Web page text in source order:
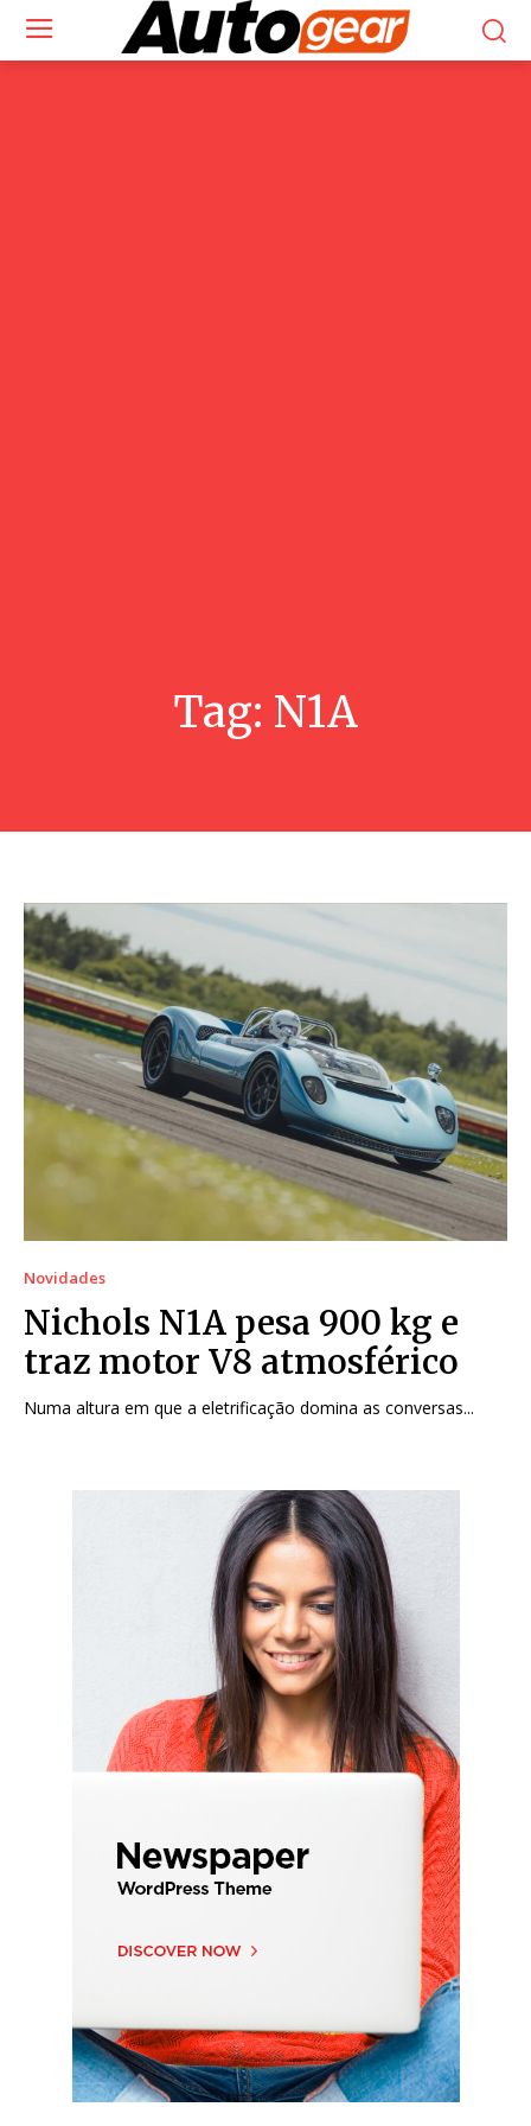
Tag: N1A
Novidades
Nichols N1A pesa 900 kg e
traz motor V8 atmosférico
Numa altura em que a eletrificação domina as conversas...